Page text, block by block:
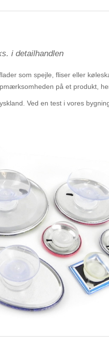
i detailhandlen
som spejle, fliser eller
på et produkt,
Ved en test i vores